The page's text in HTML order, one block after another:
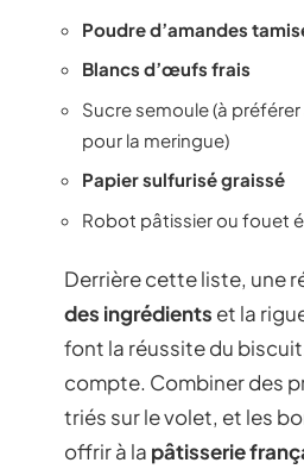
Poudre d’amandes
Blancs d’œufs frais
Sucre semoule (à
pour la meringue)
Papier sulfurisé graissé
Robot pâtissier ou fouet
Derrière cette liste, une
des ingrédients et la
font la réussite du
compte. Combiner des
triés sur le volet, et les
offrir à la pâtisserie